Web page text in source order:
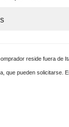
reside fuera
que pueden solicitarse.